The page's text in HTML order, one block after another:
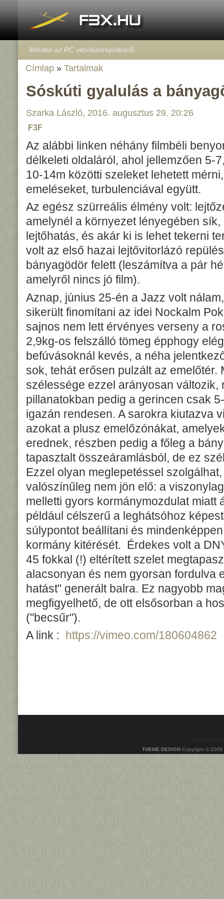
Minden az RC vitorlázórepülésről
Címlap» Tartalmak
Sóskúti gyalulás a
Szarka László, 2016. augusztus 29. 20:26
F3F
Az alábbi linken néhány filmbéli
délkeleti oldaláról, ahol jellemzően 5-
10-14m közötti szeleket lehetett
emeléseket, turbulenciával együtt.
Az egész szürreális élmény volt:
amelynél a környezet lényegében
lejtőhatás, és akár ki is lehet tekerni
volt az első hazai lejtővitorlázó
bányagödör felett (leszámítva a pár
amelyről nincs jó film).
Aznap, június 25-én a Jazz volt
sikerült finomítani az idei Nockalm
sajnos nem lett érvényes verseny a
2,9kg-os felszálló tömeg épphogy
befúvásoknál kevés, a néha
sok, tehát erősen pulzált az emelőtér.
szélessége ezzel arányosan változik,
pillanatokban pedig a gerincen csak
igazán rendesen. A sarokra kiutazva
azokat a plusz emelőzónákat,
erednek, részben pedig a főleg a
tapasztalt összeáramlásból, de ez
Ezzel olyan meglepetéssel
valószínűleg nem jön elő: a
melletti gyors kormánymozdulat miatt
például célszerű a leghátsóhoz
súlypontot beállítani és
kormány kitérését. Érdekes volt a
45 fokkal (!) eltérített szelet
alacsonyan és nem gyorsan fordulva
hatást" generált balra. Ez nagyobb
megfigyelhető, de ott elsősorban a
("becsűr").
A link :
https://vimeo.com/180604862
THEME DESIGNCopyright © 2009